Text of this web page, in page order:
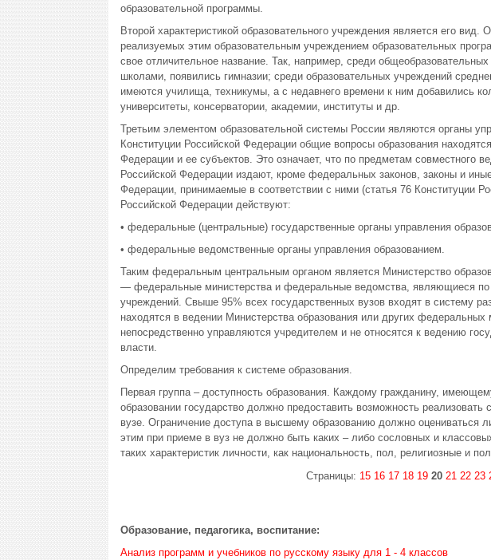
образовательной программы.
Второй характеристикой образовательного учреждения является его вид.
реализуемых этим образовательным учреждением образовательных
свое отличительное название. Так, например, среди
школами, появились гимназии; среди образовательных учреждений
имеются училища, техникумы, а с недавнего времени к ним добавились
университеты, консерватории, академии, институты и др.
Третьим элементом образовательной системы России являются органы
Конституции Российской Федерации общие вопросы образования
Федерации и ее субъектов. Это означает, что по предметам совместного
Российской Федерации издают, кроме федеральных законов, законы и
Федерации, принимаемые в соответствии с ними (статья 76 Конституции
Российской Федерации действуют:
• федеральные (центральные) государственные органы управления
• федеральные ведомственные органы управления образованием.
Таким федеральным центральным органом является Министерство
— федеральные министерства и федеральные ведомства, являющиеся по
учреждений. Свыше 95% всех государственных вузов входят в систему
находятся в ведении Министерства образования или других федеральных
непосредственно управляются учредителем и не относятся к ведению
власти.
Определим требования к системе образования.
Первая группа – доступность образования. Каждому гражданину,
образовании государство должно предоставить возможность
вузе. Ограничение доступа в высшему образованию должно оцениваться
этим при приеме в вуз не должно быть каких – либо сословных и
таких характеристик личности, как национальность, пол, религиозные и
Страницы: 15 16 17 18 19 20 21 22 23
Образование, педагогика, воспитание:
Анализ программ и учебников по русскому языку для 1 - 4 классов